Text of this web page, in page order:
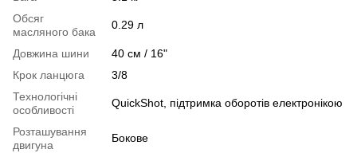
Обсяг
масляного бака
0.29 л
Довжина шини
40 см / 16"
Крок ланцюга
3/8
Технологічні
особливості
QuickShot, підтримка оборотів електронікою
Розташування
двигуна
Бокове